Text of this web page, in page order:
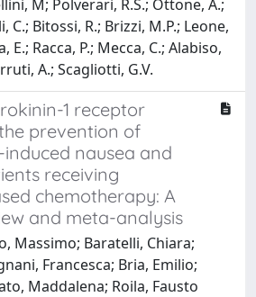
M; Polverari, R.S.; Ottone, A.;
C.; Bitossi, R.; Brizzi, M.P.; Leone,
E.; Racca, P.; Mecca, C.; Alabiso,
A.; Scagliotti, G.V.
1 receptor
prevention of
nausea and
receiving
chemotherapy: A
and meta-analysis
Massimo; Baratelli, Chiara;
Francesca; Bria, Emilio;
Maddalena; Roila, Fausto